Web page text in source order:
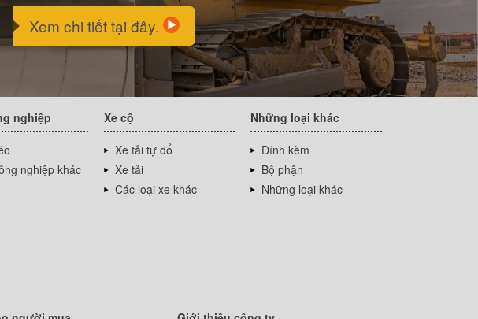
Xem chi tiết tại đây.
nghiệp
nghiệp khác
Xe cộ
Xe tải tự đổ
Xe tải
Các loại xe khác
Những loại khác
Đính kèm
Bộ phận
Những loại khác